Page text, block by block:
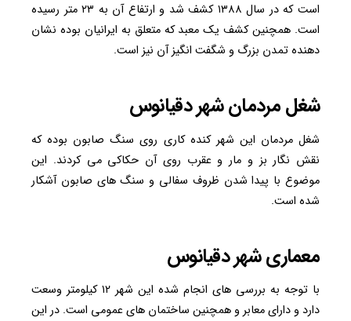
است که در سال ۱۳۸۸ کشف شد و ارتفاع آن به ۲۳ متر رسیده
است. همچنین کشف یک معبد که متعلق به ایرانیان بوده نشان
دهنده تمدن بزرگ و شگفت انگیز آن نیز است.
شغل مردمان شهر دقیانوس
شغل مردمان این شهر کنده کاری روی سنگ صابون بوده که
نقش نگار بز و مار و عقرب روی آن حکاکی می کردند‌. این
موضوع با پیدا شدن ظروف سفالی و سنگ های صابون آشکار
شده است.
معماری شهر دقیانوس
با توجه به بررسی های انجام شده این شهر ۱۲ کیلومتر وسعت
دارد و دارای معابر و همچنین ساختمان های عمومی است. در این